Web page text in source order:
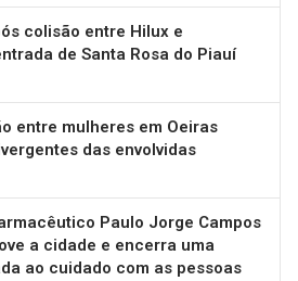
colisão entre Hilux e
de Santa Rosa do Piauí
entre mulheres em Oeiras
das envolvidas
Paulo Jorge Campos
a cidade e encerra uma
ao cuidado com as pessoas